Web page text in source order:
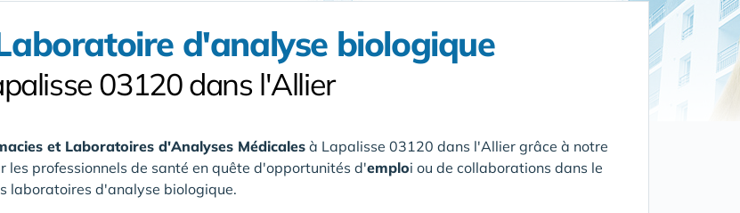
d'analyse biologique
03120 dans l'Allier
et Laboratoires d'Analyses Médicales à Lapalisse 03120 dans l'Allier grâce à notre
les professionnels de santé en quête d'opportunités d'emploi ou de collaborations dans le
laboratoires d'analyse biologique.